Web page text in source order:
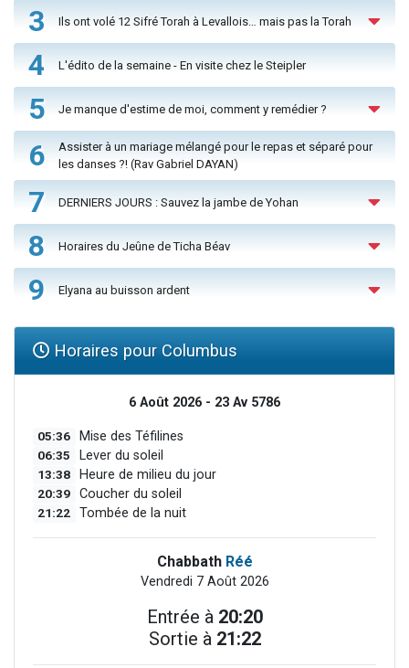
3 Ils ont volé 12 Sifré Torah à Levallois… mais pas la Torah
4 L'édito de la semaine - En visite chez le Steipler
5 Je manque d'estime de moi, comment y remédier ?
6
Assister à un mariage mélangé pour le repas et séparé pour
les danses ?! (Rav Gabriel DAYAN)
7 DERNIERS JOURS : Sauvez la jambe de Yohan
8 Horaires du Jeûne de Ticha Béav
9 Elyana au buisson ardent
Horaires pour Columbus
6 Août 2026 - 23 Av 5786
05:36 Mise des Téfilines
06:35 Lever du soleil
13:38 Heure de milieu du jour
20:39 Coucher du soleil
21:22 Tombée de la nuit
Chabbath Réé
Vendredi 7 Août 2026
Entrée à 20:20
Sortie à 21:22